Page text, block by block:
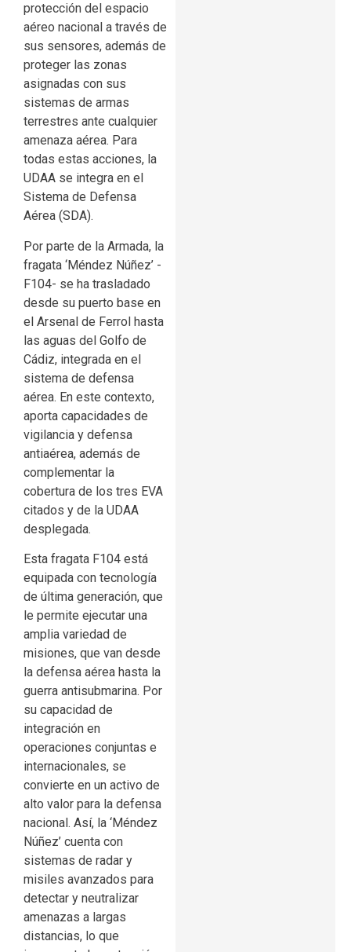
protección del espacio
aéreo nacional a través de
sus sensores, además de
proteger las zonas
asignadas con sus
sistemas de armas
terrestres ante cualquier
amenaza aérea. Para
todas estas acciones, la
UDAA se integra en el
Sistema de Defensa
Aérea (SDA).
Por parte de la Armada, la
fragata ‘Méndez Núñez’ -
F104- se ha trasladado
desde su puerto base en
el Arsenal de Ferrol hasta
las aguas del Golfo de
Cádiz, integrada en el
sistema de defensa
aérea. En este contexto,
aporta capacidades de
vigilancia y defensa
antiaérea, además de
complementar la
cobertura de los tres EVA
citados y de la UDAA
desplegada.
Esta fragata F104 está
equipada con tecnología
de última generación, que
le permite ejecutar una
amplia variedad de
misiones, que van desde
la defensa aérea hasta la
guerra antisubmarina. Por
su capacidad de
integración en
operaciones conjuntas e
internacionales, se
convierte en un activo de
alto valor para la defensa
nacional. Así, la ‘Méndez
Núñez’ cuenta con
sistemas de radar y
misiles avanzados para
detectar y neutralizar
amenazas a largas
distancias, lo que